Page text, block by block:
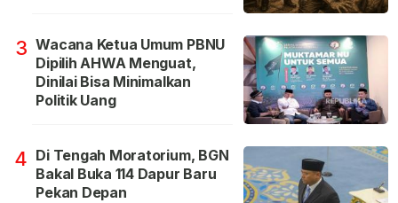
3 Wacana Ketua Umum PBNU
Dipilih AHWA Menguat,
Dinilai Bisa Minimalkan
Politik Uang
4 Di Tengah Moratorium, BGN
Bakal Buka 114 Dapur Baru
Pekan Depan